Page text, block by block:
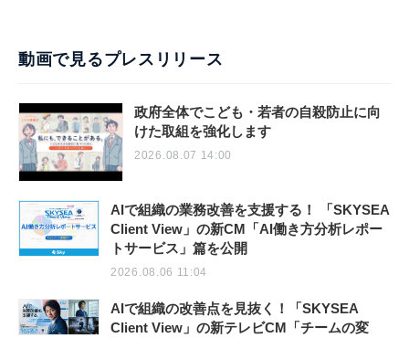
動画で見るプレスリリース
政府全体でこども・若者の自殺防止に向
けた取組を強化します
2026.08.07 14:00
AIで組織の業務改善を支援する！ 「SKYSEA
Client View」の新CM「AI働き方分析レポー
トサービス」篇を公開
2026.08.06 11:04
AIで組織の改善点を見抜く！「SKYSEA
Client View」の新テレビCM「チームの変